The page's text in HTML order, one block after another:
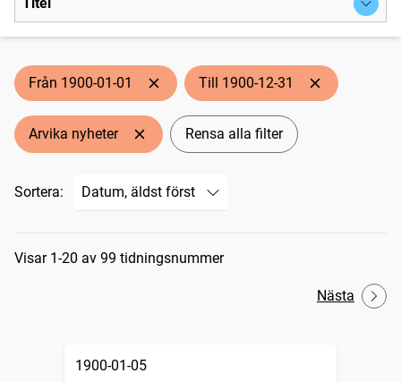
Från 1900-01-01 Till 1900-12-31
Arvika nyheter Rensa alla filter
Sortera:
Sökresultat
Visar 1-20 av 99 tidningsnummer
Nästa
1900-01-05